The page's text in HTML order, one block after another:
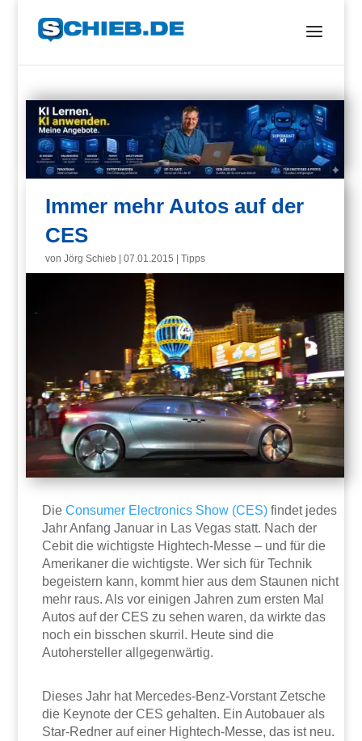
Immer mehr Autos auf der
CES
vonJörg Schieb |07.01.2015 |Tipps
DieConsumer Electronics Show (CES)findet jedes
Jahr Anfang Januar in Las Vegas statt. Nach der
Cebit die wichtigste Hightech-Messe – und für die
Amerikaner die wichtigste. Wer sich für Technik
begeistern kann, kommt hier aus dem Staunen nicht
mehr raus. Als vor einigen Jahren zum ersten Mal
Autos auf der CES zu sehen waren, da wirkte das
noch ein bisschen skurril. Heute sind die
Autohersteller allgegenwärtig.
Dieses Jahr hat Mercedes-Benz-Vorstant Zetsche
die Keynote der CES gehalten. Ein Autobauer als
Star-Redner auf einer Hightech-Messe, das ist neu.